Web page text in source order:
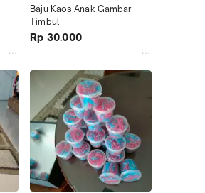
Baju Kaos Anak Gambar
Timbul
Rp 30.000